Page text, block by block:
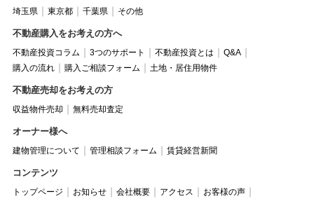
埼玉県 東京都 千葉県 その他
不動産購入をお考えの方へ
不動産投資コラム 3つのサポート 不動産投資とは
Q&A
購入の流れ
購入ご相談フォーム 土地・居住用物件
不動産売却をお考えの方
収益物件売却 無料売却査定
オーナー様へ
建物管理について 管理相談フォーム 賃貸経営新聞
コンテンツ
トップページ お知らせ 会社概要 アクセス
お客様の声